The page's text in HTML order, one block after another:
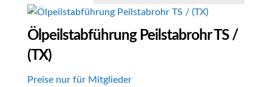
sortiert
Ölpeilstabführung Peilstabrohr TS /
(TX)
Preise nur für Mitglieder